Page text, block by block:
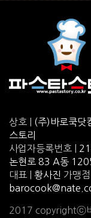
상호 | (주)바로쿡닷
스토리
사업자등록번호 |
논현로 83 A동
대표 |
황사진 가맹점
2017 copyrightⓒ